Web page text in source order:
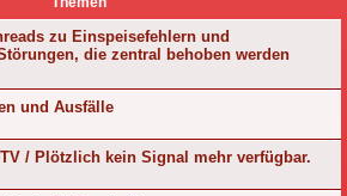
zu Einspeisefehlern und
die zentral behoben werden
und Ausfälle
/ Plötzlich kein Signal mehr verfügbar.